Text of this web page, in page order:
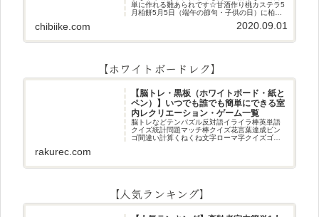
単に作れる雛あられです☆甘酒作り桃カステラ5
月柏餅5月5日（端午の節句・子供の日）に柏餅
日）にちまき作りです☆ほうじ茶プリン抹茶パ
chibiike.com 2020.09.01
【ホワイトボードレク】
【脳トレ・黒板（ホワイトボード・紙と
ペン）】いつでも誰でも簡単にできる室
内レクリエーション・ゲーム一覧
脳トレなどテンパズル反対語イライラ棒英単語
クイズ統計問題マッチ棒クイズ花言葉達成ビン
ゴ間違い計算くねくね文字ローマ字クイズゴロ
rakurec.com
【人気ランキング】